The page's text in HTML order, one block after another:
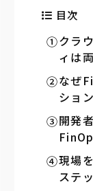
目次
クラ
ィは
なぜ
ショ
開発
現場
ステ